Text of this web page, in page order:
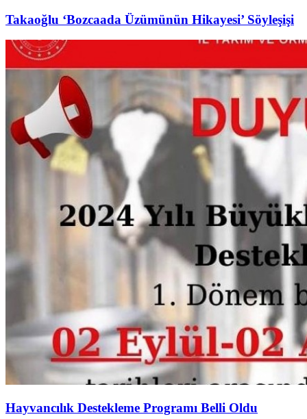
Takaoğlu ‘Bozcaada Üzümünün Hikayesi’ Söyleşişi
Hayvancılık Destekleme Programı Belli Oldu